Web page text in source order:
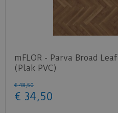
mFLOR - Parva Broad
(Plak PVC)
€ 48,50
€ 34,50